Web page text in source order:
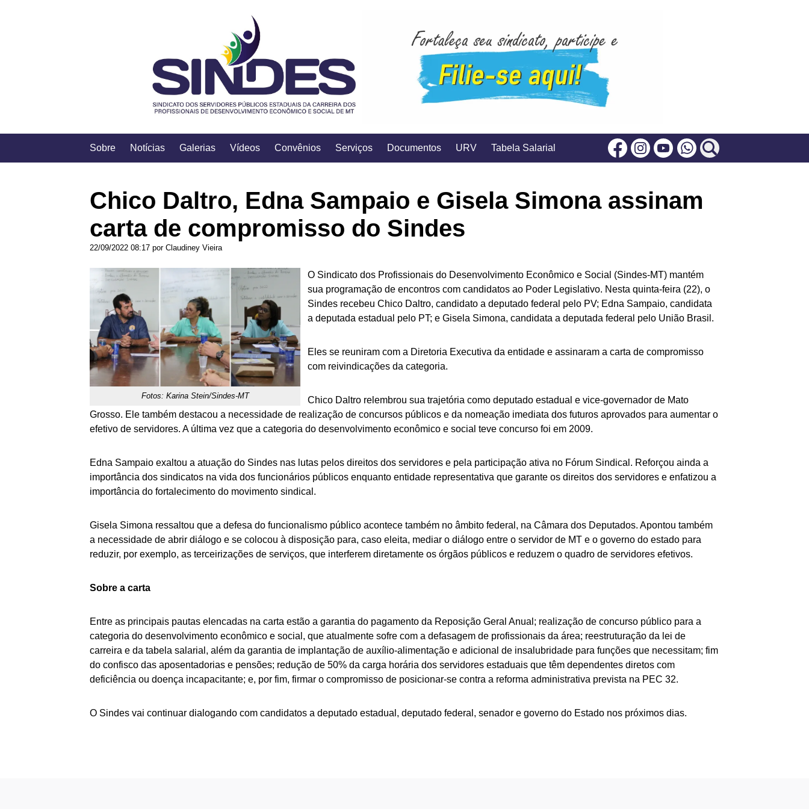
Sobre Notícias Galerias Vídeos Convênios Serviços Documentos URV Tabela Salarial FacebookInstagram
Youtube
Chico Daltro, Edna Sampaio e Gisela Simona assinam
carta de compromisso do Sindes
22/09/2022 08:17 por Claudiney Vieira
Fotos: Karina Stein/Sindes-MT
O Sindicato dos Profissionais do Desenvolvimento Econômico e Social (Sindes-MT) mantém
sua programação de encontros com candidatos ao Poder Legislativo. Nesta quinta-feira (22), o
Sindes recebeu Chico Daltro, candidato a deputado federal pelo PV; Edna Sampaio, candidata
a deputada estadual pelo PT; e Gisela Simona, candidata a deputada federal pelo União Brasil.
Eles se reuniram com a Diretoria Executiva da entidade e assinaram a carta de compromisso
com reivindicações da categoria.
Chico Daltro relembrou sua trajetória como deputado estadual e vice-governador de Mato
Grosso. Ele também destacou a necessidade de realização de concursos públicos e da nomeação imediata dos futuros aprovados para aumentar o
efetivo de servidores. A última vez que a categoria do desenvolvimento econômico e social teve concurso foi em 2009.
Edna Sampaio exaltou a atuação do Sindes nas lutas pelos direitos dos servidores e pela participação ativa no Fórum Sindical. Reforçou ainda a
importância dos sindicatos na vida dos funcionários públicos enquanto entidade representativa que garante os direitos dos servidores e enfatizou a
importância do fortalecimento do movimento sindical.
Gisela Simona ressaltou que a defesa do funcionalismo público acontece também no âmbito federal, na Câmara dos Deputados. Apontou também
a necessidade de abrir diálogo e se colocou à disposição para, caso eleita, mediar o diálogo entre o servidor de MT e o governo do estado para
reduzir, por exemplo, as terceirizações de serviços, que interferem diretamente os órgãos públicos e reduzem o quadro de servidores efetivos.
Sobre a carta
Entre as principais pautas elencadas na carta estão a garantia do pagamento da Reposição Geral Anual; realização de concurso público para a
categoria do desenvolvimento econômico e social, que atualmente sofre com a defasagem de profissionais da área; reestruturação da lei de
carreira e da tabela salarial, além da garantia de implantação de auxílio-alimentação e adicional de insalubridade para funções que necessitam; fim
do confisco das aposentadorias e pensões; redução de 50% da carga horária dos servidores estaduais que têm dependentes diretos com
deficiência ou doença incapacitante; e, por fim, firmar o compromisso de posicionar-se contra a reforma administrativa prevista na PEC 32.
O Sindes vai continuar dialogando com candidatos a deputado estadual, deputado federal, senador e governo do Estado nos próximos dias.